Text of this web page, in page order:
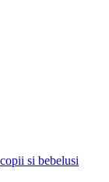
si bebelusi